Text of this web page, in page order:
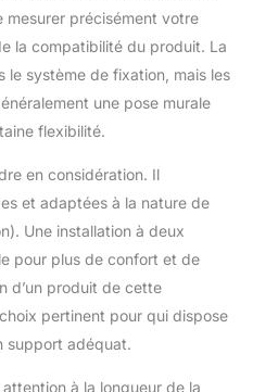
précisément votre
la compatibilité du produit. La
le système de fixation, mais les
une pose murale
flexibilité.
en considération. Il
et adaptées à la nature de
Une installation à deux
pour plus de confort et de
d’un produit de cette
pertinent pour qui dispose
support adéquat.
à la longueur de la